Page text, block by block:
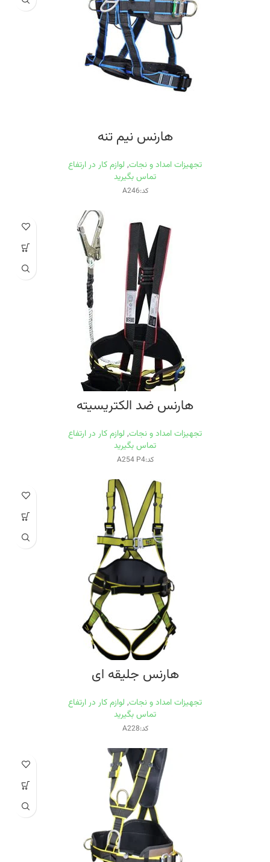
هارنس نیم تنه
تجهیزات امداد و نجات, لوازم کار در ارتفاع
تماس بگیرید
کد:A246
هارنس ضد الکتریسیته
تجهیزات امداد و نجات, لوازم کار در ارتفاع
تماس بگیرید
کد:A254 P4
هارنس جلیقه ای
تجهیزات امداد و نجات, لوازم کار در ارتفاع
تماس بگیرید
کد:A228